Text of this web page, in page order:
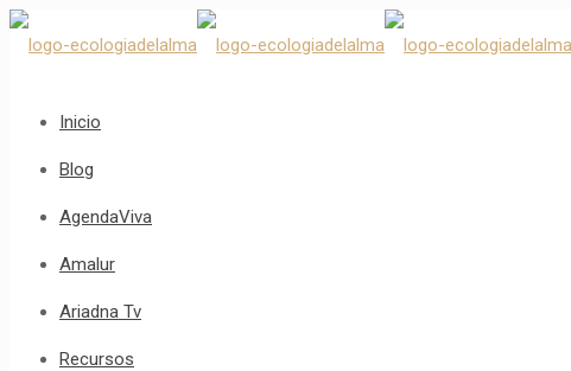
Inicio
Blog
AgendaViva
Amalur
Ariadna Tv
Recursos